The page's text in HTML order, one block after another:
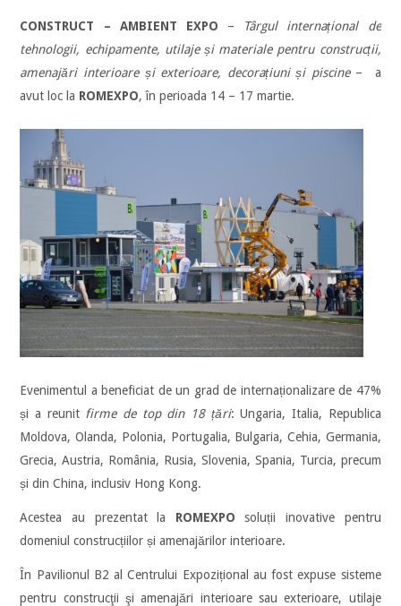
CONSTRUCT – AMBIENT EXPO –
Târgul internațional de
tehnologii, echipamente, utilaje și materiale pentru construcții,
amenajări interioare și exterioare, decorațiuni și piscine – a
avut loc la ROMEXPO, în perioada 14 – 17 martie.
Evenimentul a beneficiat de un grad de internaționalizare de 47%
și a reunit firme de top din 18 țări: Ungaria, Italia, Republica
Moldova, Olanda, Polonia, Portugalia, Bulgaria, Cehia, Germania,
Grecia, Austria, România, Rusia, Slovenia, Spania, Turcia, precum
și din China, inclusiv Hong Kong.
Acestea au prezentat la ROMEXPO soluții inovative pentru
domeniul construcțiilor și amenajărilor interioare.
În Pavilionul B2 al Centrului Expozițional au fost expuse sisteme
pentru construcţii şi amenajări interioare sau exterioare, utilaje